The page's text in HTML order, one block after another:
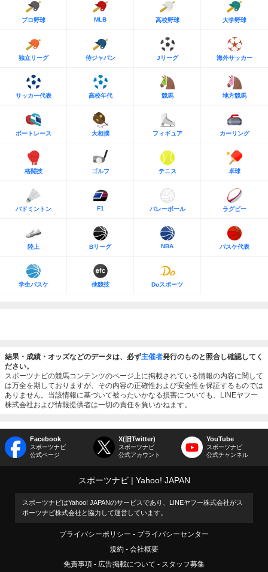
プロ野球 MLB 高校野球 大学野球
独立リーグ 侍ジャパン Jリーグ 海外サッカー
サッカー代表 高校年代 競馬 地方競馬
ボートレース 大相撲 フィギュア カーリング
格闘技 ゴルフ テニス 卓球
バドミントン F1 バレーボール ラグビー
陸上 Bリーグ NBA バスケ代表
学生バスケ 他競技 Doスポーツ
結果・成績・オッズなどのデータは、必ず主催者発行のものと照合し確認してく
ださい。
スポーツナビの競馬コンテンツのページ上に掲載されている情報の内容に関して
は万全を期しておりますが、その内容の正確性および安全性を保証するものでは
ありません。当該情報に基づいて被ったいかなる損害についても、LINEヤフー
株式会社および情報提供者は一切の責任を負いかねます。
Facebook
スポーツナビ
公式ページ
X(旧Twitter)
スポーツナビ
公式アカウント
YouTube
スポーツナビ
公式チャンネル
スポーツナビ Yahoo! JAPAN
スポーツナビはYahoo! JAPANのサービスであり、LINEヤフー株式会社がス
ポーツナビ株式会社と協力して運営しています。
プライバシーポリシー
プライバシーセンター
規約
会社概要
免責事項
広告掲載について スタッフ募集